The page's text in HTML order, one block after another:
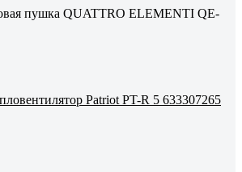
пушка QUATTRO ELEMENTI QE-